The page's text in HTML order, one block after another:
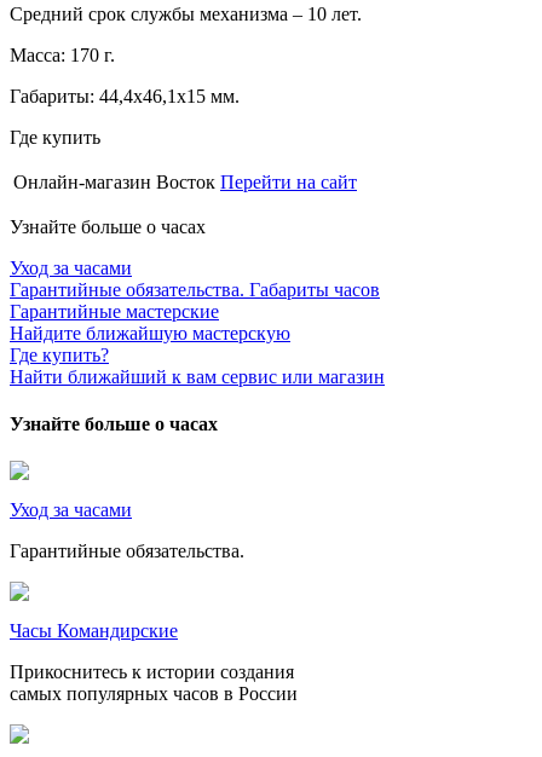
Средний срок службы механизма – 10 лет.
Масса: 170 г.
Габариты: 44,4х46,1х15 мм.
Где купить
Онлайн-магазин Восток Перейти на сайт
Узнайте больше о часах
Уход за часами
Гарантийные обязательства. Габариты часов
Гарантийные мастерские
Найдите ближайшую мастерскую
Где купить?
Найти ближайший к вам сервис или магазин
Узнайте больше о часах
Уход за часами
Гарантийные обязательства.
Часы Командирские
Прикоснитесь к истории создания
самых популярных часов в России